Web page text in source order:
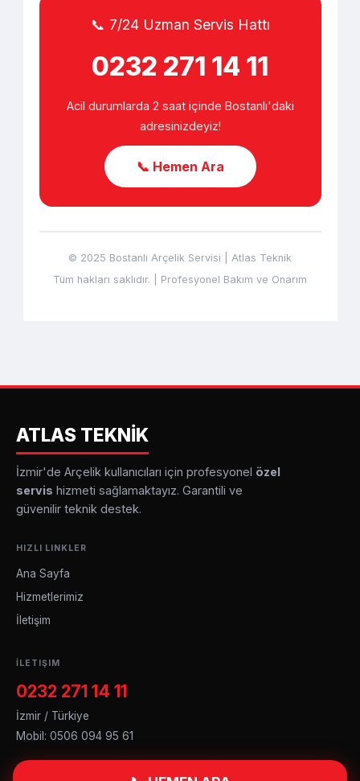
📞 7/24 Uzman Servis Hattı
0232 271 14 11
Acil durumlarda 2 saat içinde Bostanlı'daki
adresinizdeyiz!
📞 Hemen Ara
© 2025 Bostanlı Arçelik Servisi | Atlas Teknik
Tüm hakları saklıdır. | Profesyonel Bakım ve Onarım
ATLAS TEKNİK
İzmir'de Arçelik kullanıcıları için profesyonel özel
servis hizmeti sağlamaktayız. Garantili ve
güvenilir teknik destek.
HIZLI LINKLER
Ana Sayfa
Hizmetlerimiz
İletişim
İLETIŞIM
0232 271 14 11
İzmir / Türkiye
Mobil: 0506 094 95 61